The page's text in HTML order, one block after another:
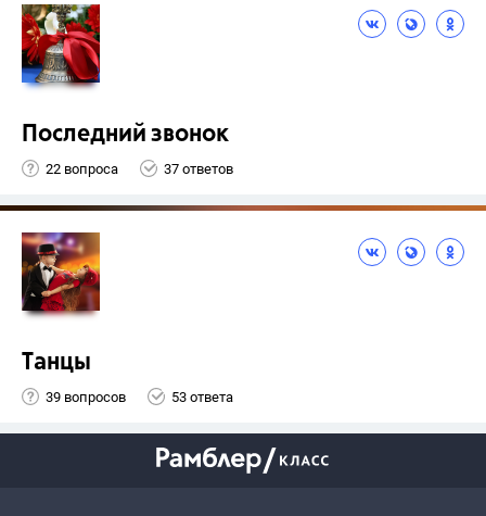
Последний звонок
22 вопроса 37 ответов
Танцы
39 вопросов 53 ответа